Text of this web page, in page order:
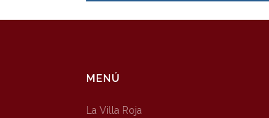
MENÚ
La Villa Roja